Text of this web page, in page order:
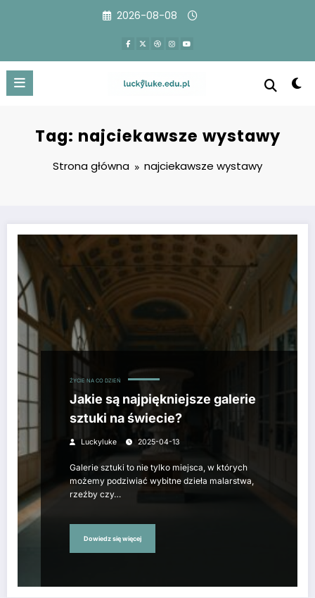
2026-08-08
Tag: najciekawsze wystawy
Strona główna najciekawsze wystawy
ŻYCIE NA CO DZIEŃ
Jakie są najpiękniejsze galerie
sztuki na świecie?
Luckyluke 2025-04-13
Galerie sztuki to nie tylko miejsca, w których
możemy podziwiać wybitne dzieła malarstwa,
rzeźby czy…
Dowiedz się więcej